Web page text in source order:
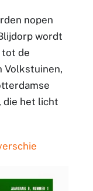
nopen
wordt
tot de
Volkstuinen,
die het licht